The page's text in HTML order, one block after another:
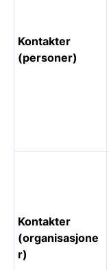
Kontakter
(personer)
Kontakter
(organisasjone
r)